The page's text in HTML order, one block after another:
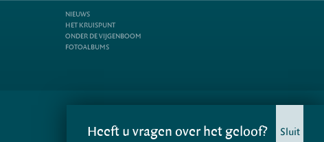
NIEUWS
HET KRUISPUNT
ONDER DE VIJGENBOOM
FOTOALBUMS
Heeft u vragen over het geloof? Sluit